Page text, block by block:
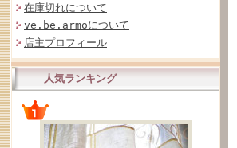
在庫切れについて
ve.be.armoについて
店主プロフィール
人気ランキング